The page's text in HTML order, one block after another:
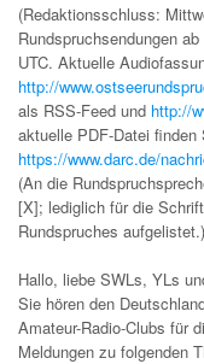
(Redaktionsschluss:
Rundspruchsendungen
UTC. Aktuelle
http://
als RSS-Feed und http://
aktuelle PDF-Datei
https://www.darc.de/
(An die
[X]; lediglich für die
Rundspruches aufgelistet.)
Hallo, liebe SWLs, YLs
Sie hören den
Amateur-Radio-Clubs für
Meldungen zu folgenden